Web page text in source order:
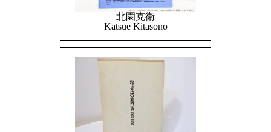
北園克衛
Katsue Kitasono